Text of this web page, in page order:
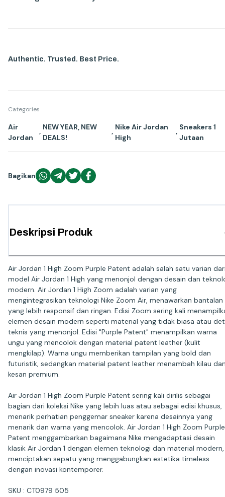
Authentic. Trusted. Best Price.
Categories
Air
Jordan
, NEW YEAR, NEW
DEALS!
, Nike Air Jordan
High
, Sneakers 1
Jutaan
Bagikan
Deskripsi Produk
Air Jordan 1 High Zoom Purple Patent adalah salah satu varian
model Air Jordan 1 High yang menonjol dengan desain dan
modern. Air Jordan 1 High Zoom adalah varian yang
mengintegrasikan teknologi Nike Zoom Air, menawarkan bantalan
yang lebih responsif dan ringan. Edisi Zoom sering kali
elemen desain modern seperti material yang tidak biasa atau
teknis yang menonjol. Edisi "Purple Patent" menampilkan warna
ungu yang mencolok dengan material patent leather (kulit
mengkilap). Warna ungu memberikan tampilan yang bold dan
futuristik, sedangkan material patent leather menambah kilau
kesan premium.
Air Jordan 1 High Zoom Purple Patent sering kali dirilis sebagai
bagian dari koleksi Nike yang lebih luas atau sebagai edisi khusus,
menarik perhatian penggemar sneaker karena desainnya yang
menarik dan warna yang mencolok. Air Jordan 1 High Zoom Purple
Patent menggambarkan bagaimana Nike mengadaptasi desain
klasik Air Jordan 1 dengan elemen teknologi dan material modern,
menciptakan sepatu yang menggabungkan estetika timeless
dengan inovasi kontemporer.
SKU : CT0979 505